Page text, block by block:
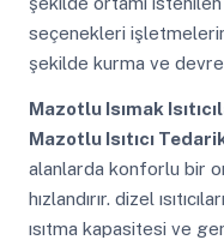
seçenekleri işletmelerin
şekilde kurma ve
Mazotlu Isımak
Mazotlu Isıtıcı
alanlarda konforlu bir
hızlandırır. dizel
ısıtma kapasitesi ve